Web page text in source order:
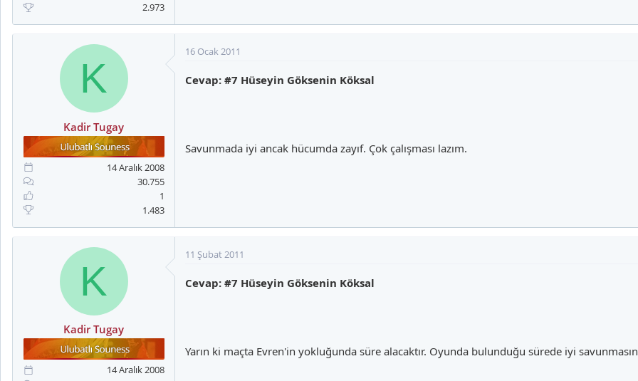
2.973
K
Kadir Tugay
14 Aralık 2008
30.755
1
1.483
16 Ocak 2011
Cevap: #7 Hüseyin Göksenin Köksal
Savunmada iyi ancak hücumda zayıf. Çok çalışması lazım.
K
Kadir Tugay
14 Aralık 2008
11 Şubat 2011
Cevap: #7 Hüseyin Göksenin Köksal
Yarın ki maçta Evren'in yokluğunda süre alacaktır. Oyunda bulunduğu sürede iyi